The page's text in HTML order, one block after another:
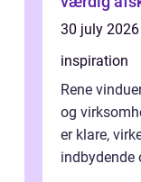
30 july 2026
inspiration
Rene
og
er klare,
indbydende